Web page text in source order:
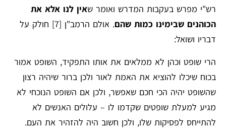
רש"י מפרש בעקבות המדרש ואומר שאין לנו אלא את
הכוהנים שבימינו כמות שהם. אולם הרמב"ן [7]
חולק על
דבריו ושואל:
הרי שופט וכהן לא ממלאים את אותו התפקיד, השופט אמור
בכוח שיכלו להוציא את האמת לאור ולכן ברור שיהיה רצון
שהשופט יהיה הכי חכם שאפשר, ולכן אם השופט הנוכחי לא
מגיע למעלת שופטים שקדמו לו – עלולים האנשים לא
להתייחס לפסיקות שלו, ולכן חשוב היה להזהיר את העם.